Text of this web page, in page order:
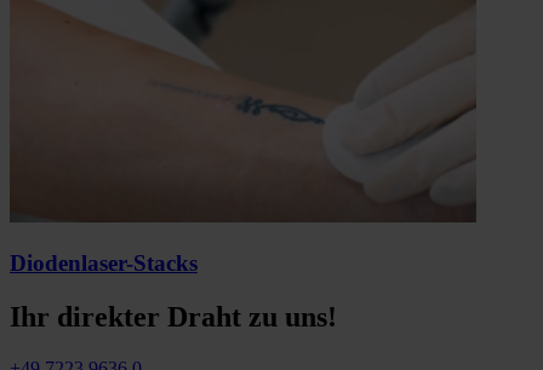
Diodenlaser-Stacks
Ihr direkter Draht zu uns!